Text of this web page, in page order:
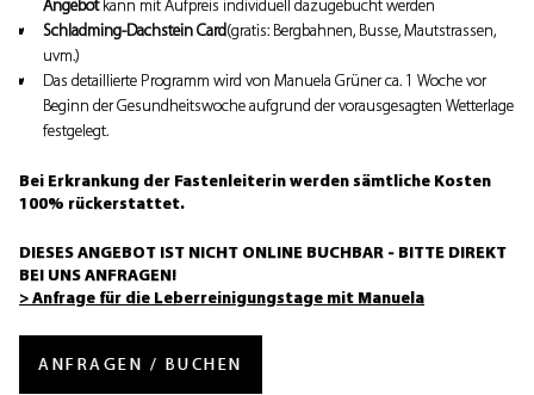
Angebotkann mit Aufpreis individuell dazugebucht werden
Schladming-Dachstein Card(gratis: Bergbahnen, Busse, Mautstrassen,
uvm.)
Das detaillierte Programm wird von Manuela Grüner ca. 1 Woche vor
Beginn der Gesundheitswoche aufgrund der vorausgesagten Wetterlage
festgelegt.
Bei Erkrankung der Fastenleiterin werden sämtliche Kosten
100% rückerstattet.
DIESES ANGEBOT IST NICHT ONLINE BUCHBAR - BITTE DIREKT
BEI UNS ANFRAGEN!
> Anfrage für die Leberreinigungstage mit Manuela
ANFRAGEN / BUCHEN